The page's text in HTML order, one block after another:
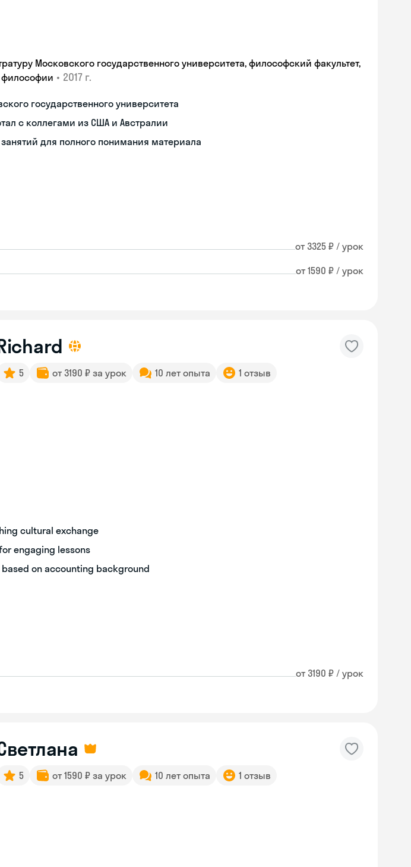
Московского государственного университета, философский факультет,
• 2017 г.
государственного университета
с коллегами из США и Австралии
для полного понимания материала
от 3325 ₽ / урок
от 1590 ₽ / урок
5 от 3190 ₽ за урок 10 лет опыта 1 отзыв
cultural exchange
engaging lessons
on accounting background
от 3190 ₽ / урок
5 от 1590 ₽ за урок 10 лет опыта 1 отзыв